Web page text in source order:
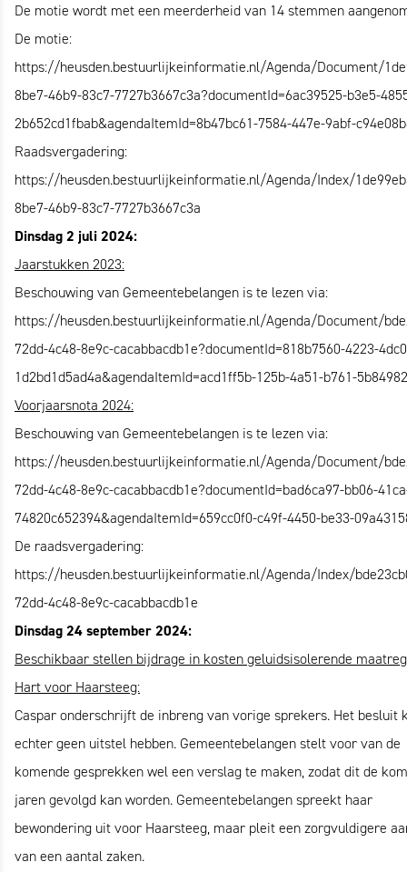
De motie wordt met een meerderheid van 14 stemmen
De motie:
https://heusden.bestuurlijkeinformatie.nl/Agenda/Document/
8be7-46b9-83c7-7727b3667c3a?documentId=6ac39525-b3e5-
2b652cd1fbab&agendaItemId=8b47bc61-7584-447e-9abf-
Raadsvergadering:
https://heusden.bestuurlijkeinformatie.nl/Agenda/Index/
8be7-46b9-83c7-7727b3667c3a
Dinsdag 2 juli 2024:
Jaarstukken 2023:
Beschouwing van Gemeentebelangen is te lezen via:
https://heusden.bestuurlijkeinformatie.nl/Agenda/Document/
72dd-4c48-8e9c-cacabbacdb1e?documentId=818b7560-4223-
1d2bd1d5ad4a&agendaItemId=acd1ff5b-125b-4a51-b761-
Voorjaarsnota 2024:
Beschouwing van Gemeentebelangen is te lezen via:
https://heusden.bestuurlijkeinformatie.nl/Agenda/Document/
72dd-4c48-8e9c-cacabbacdb1e?documentId=bad6ca97-bb06-
74820c652394&agendaItemId=659cc0f0-c49f-4450-be33-
De raadsvergadering:
https://heusden.bestuurlijkeinformatie.nl/Agenda/Index/
72dd-4c48-8e9c-cacabbacdb1e
Dinsdag 24 september 2024:
Beschikbaar stellen bijdrage in kosten geluidsisolerende
Hart voor Haarsteeg:
Caspar onderschrijft de inbreng van vorige sprekers. Het besluit
echter geen uitstel hebben. Gemeentebelangen stelt voor van de
komende gesprekken wel een verslag te maken, zodat dit de
jaren gevolgd kan worden. Gemeentebelangen spreekt haar
bewondering uit voor Haarsteeg, maar pleit een zorgvuldigere
van een aantal zaken.